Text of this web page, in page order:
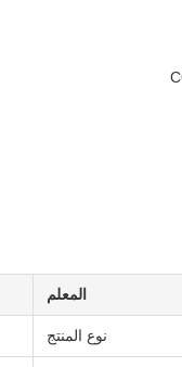
المعلم
نوع المنتج